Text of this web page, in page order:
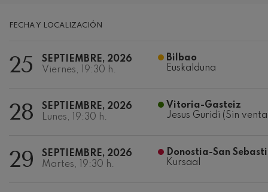
FECHA Y LOCALIZACIÓN
25
SEPTIEMBRE, 2026
Viernes, 19:30 h.
Bilbao
Euskalduna
28
SEPTIEMBRE, 2026
Lunes, 19:30 h.
Vitoria-Gasteiz
Jesus Guridi (Sin
29
SEPTIEMBRE, 2026
Martes, 19:30 h.
Donostia-San
Kursaal
Popular / Pau
Franz Schmidt
Franz Schubert